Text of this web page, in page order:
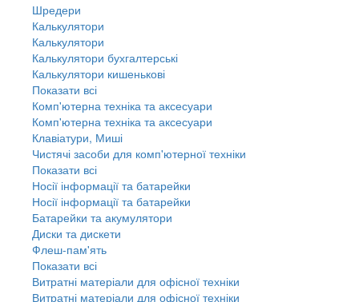
Шредери
Калькулятори
Калькулятори
Калькулятори бухгалтерські
Калькулятори кишенькові
Показати всі
Комп'ютерна техніка та аксесуари
Комп'ютерна техніка та аксесуари
Клавіатури, Миші
Чистячі засоби для комп'ютерної техніки
Показати всі
Носії інформації та батарейки
Носії інформації та батарейки
Батарейки та акумулятори
Диски та дискети
Флеш-пам'ять
Показати всі
Витратні матеріали для офісної техніки
Витратні матеріали для офісної техніки